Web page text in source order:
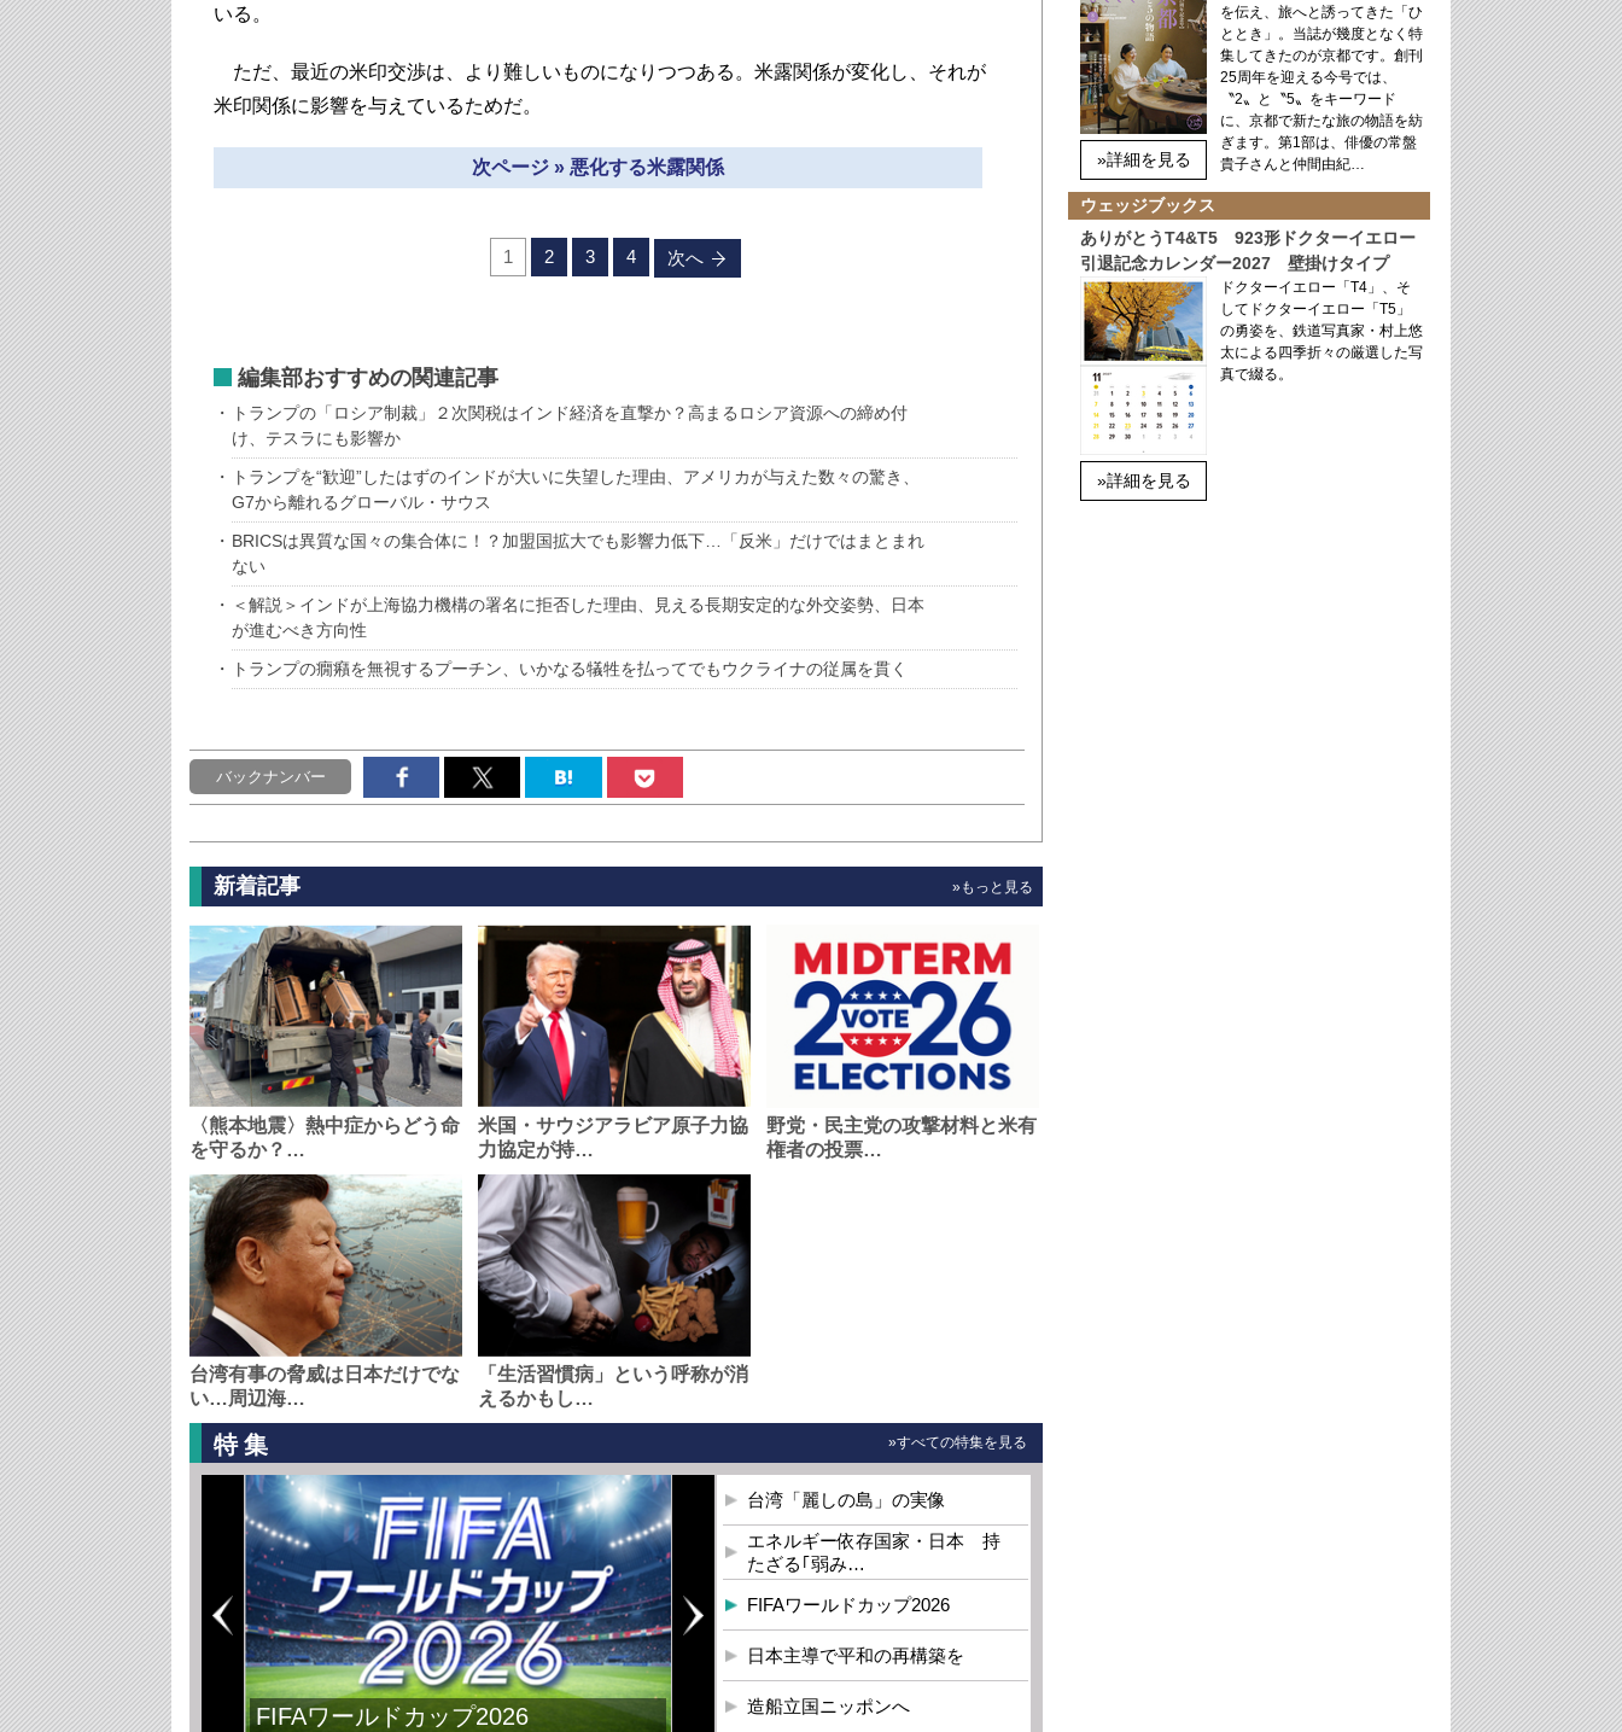
いる。
ただ、最近の米印交渉は、より難しいものになりつつある。米露関係が変化し、それが
米印関係に影響を与えているためだ。
次ページ » 悪化する米露関係
1 2 3 4 次へ
編集部おすすめの関連記事
トランプの「ロシア制裁」２次関税はインド経済を直撃か？高まるロシア資源への締め付
け、テスラにも影響か
トランプを“歓迎”したはずのインドが大いに失望した理由、アメリカが与えた数々の驚き、
G7から離れるグローバル・サウス
BRICSは異質な国々の集合体に！？加盟国拡大でも影響力低下…「反米」だけではまとまれ
ない
＜解説＞インドが上海協力機構の署名に拒否した理由、見える長期安定的な外交姿勢、日本
が進むべき方向性
トランプの癇癪を無視するプーチン、いかなる犠牲を払ってでもウクライナの従属を貫く
バックナンバー
新着記事 »もっと見る
〈熊本地震〉熱中症からどう命
を守るか？…
米国・サウジアラビア原子力協
力協定が持…
野党・民主党の攻撃材料と米有
権者の投票…
台湾有事の脅威は日本だけでな
い…周辺海…
「生活習慣病」という呼称が消
えるかもし…
特集 »すべての特集を見る
FIFAワールドカップ2026
台湾「麗しの島」の実像
エネルギー依存国家・日本 持
たざる｢弱み…
FIFAワールドカップ2026
日本主導で平和の再構築を
造船立国ニッポンへ
»詳細を見る
を伝え、旅へと誘ってきた「ひ
ととき」。当誌が幾度となく特
集してきたのが京都です。創刊
25周年を迎える今号では、
〝2〟と〝5〟をキーワード
に、京都で新たな旅の物語を紡
ぎます。第1部は、俳優の常盤
貴子さんと仲間由紀…
ウェッジブックス
ありがとうT4&T5 923形ドクターイエロー
引退記念カレンダー2027 壁掛けタイプ
»詳細を見る
ドクターイエロー「T4」、そ
してドクターイエロー「T5」
の勇姿を、鉄道写真家・村上悠
太による四季折々の厳選した写
真で綴る。